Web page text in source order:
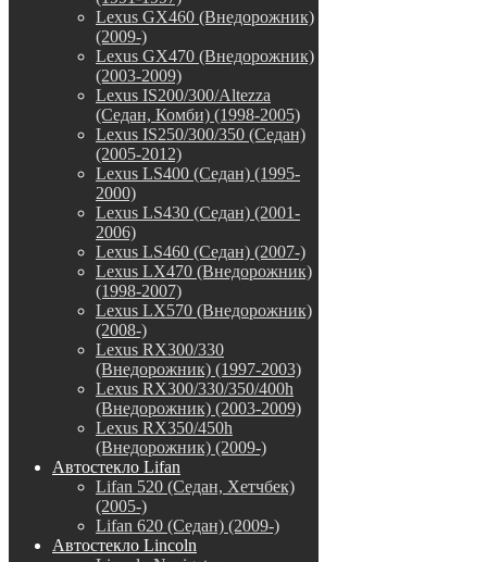
Lexus GX460 (Внедорожник)
(2009-)
Lexus GX470 (Внедорожник)
(2003-2009)
Lexus IS200/300/Altezza
(Седан, Комби) (1998-2005)
Lexus IS250/300/350 (Седан)
(2005-2012)
Lexus LS400 (Седан) (1995-
2000)
Lexus LS430 (Седан) (2001-
2006)
Lexus LS460 (Седан) (2007-)
Lexus LX470 (Внедорожник)
(1998-2007)
Lexus LX570 (Внедорожник)
(2008-)
Lexus RX300/330
(Внедорожник) (1997-2003)
Lexus RX300/330/350/400h
(Внедорожник) (2003-2009)
Lexus RX350/450h
(Внедорожник) (2009-)
Автостекло Lifan
Lifan 520 (Седан, Хетчбек)
(2005-)
Lifan 620 (Седан) (2009-)
Автостекло Lincoln